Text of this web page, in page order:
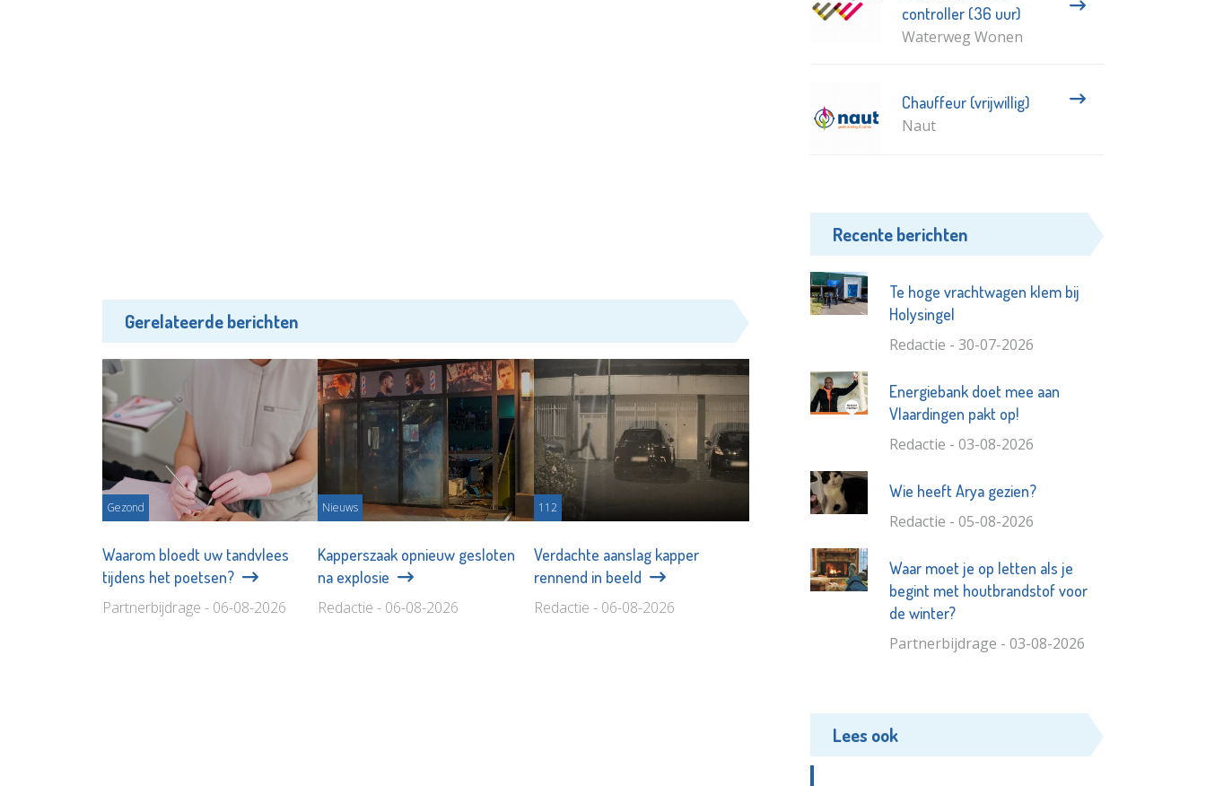
Gerelateerde berichten
Gezond
Waarom bloedt uw tandvlees
tijdens het poetsen?
Partnerbijdrage - 06-08-2026
Nieuws
Kapperszaak opnieuw gesloten
na explosie
Redactie - 06-08-2026
112
Verdachte aanslag kapper
rennend in beeld
Redactie - 06-08-2026
controller (36 uur)
Waterweg Wonen
Chauffeur (vrijwillig)
Naut
Recente berichten
Te hoge vrachtwagen klem bij
Holysingel
Redactie - 30-07-2026
Energiebank doet mee aan
Vlaardingen pakt op!
Redactie - 03-08-2026
Wie heeft Arya gezien?
Redactie - 05-08-2026
Waar moet je op letten als je
begint met houtbrandstof voor
de winter?
Partnerbijdrage - 03-08-2026
Lees ook